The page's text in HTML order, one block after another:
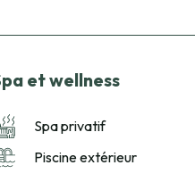
et wellness
Spa privatif
Piscine extérieur